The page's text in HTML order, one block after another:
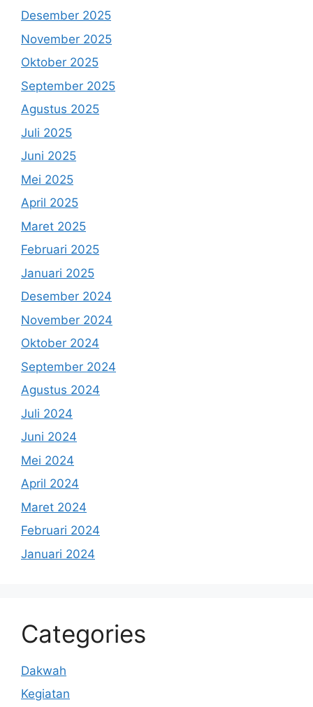
Desember 2025
November 2025
Oktober 2025
September 2025
Agustus 2025
Juli 2025
Juni 2025
Mei 2025
April 2025
Maret 2025
Februari 2025
Januari 2025
Desember 2024
November 2024
Oktober 2024
September 2024
Agustus 2024
Juli 2024
Juni 2024
Mei 2024
April 2024
Maret 2024
Februari 2024
Januari 2024
Categories
Dakwah
Kegiatan